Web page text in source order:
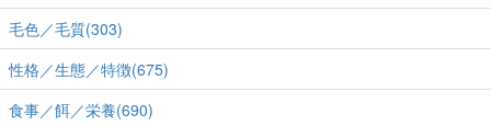
毛色／毛質(303)
性格／生態／特徴(675)
食事／餌／栄養(690)